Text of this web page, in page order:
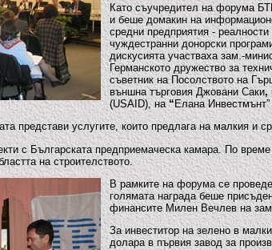
Като съучредител на форума
и беше домакин на
средни предприятия -
чуждестранни донорски
дискусията участваха зам.-
Германското дружество за
съветник на Посолството на
външна търговия Джовани Саки,
(USAID), на“Елана
представи услугите, които предлага на малкия и
с Българската предприемаческа камара. По
на строителството.
В рамките на форума се проведе
голямата награда беше
финансите Милен Вечлев на
За инвеститор на зелено в
долара в първия завод за